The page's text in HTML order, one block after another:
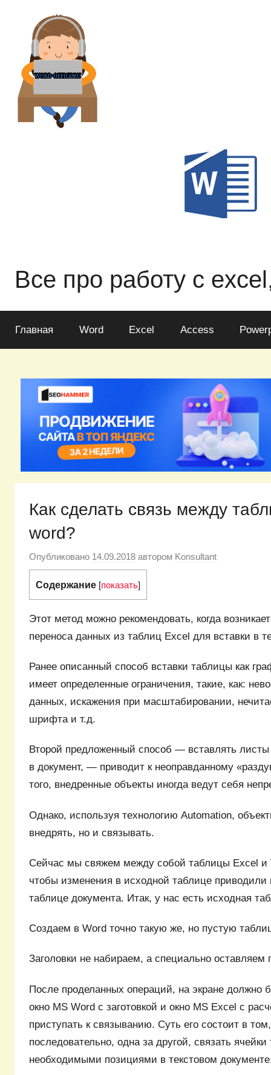
содержимому
Все про работу с
Главная Word Excel Access
Как сделать связь между
word?
Опубликовано 14.09.2018 автором Konsultant
Содержание [показать]
Этот метод можно рекомендовать, когда
переноса данных из таблиц Еxcel для вставки в
Ранее описанный способ вставки таблицы как
имеет определенные ограничения, такие, как:
данных, искажения при масштабировании,
шрифта и т.д.
Второй предложенный способ — вставлять
в документ, — приводит к неоправданному
того, внедренные объекты иногда ведут себя
Однако, используя технологию Automation,
внедрять, но и связывать.
Сейчас мы свяжем между собой таблицы Еxcel и
чтобы изменения в исходной таблице приводили
таблице документа. Итак, у нас есть исходная
Создаем в Word точно такую же, но пустую
Заголовки не набираем, а специально оставляем
После проделанных операций, на экране должно
окно MS Word с заготовкой и окно MS Excel с
приступать к связыванию. Суть его состоит в
последовательно, одна за другой, связать
необходимыми позициями в текстовом